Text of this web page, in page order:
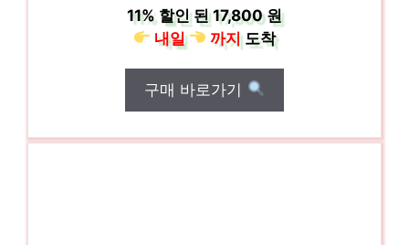
11% 할인 된17,800 원
내일
까지도착
구매 바로가기